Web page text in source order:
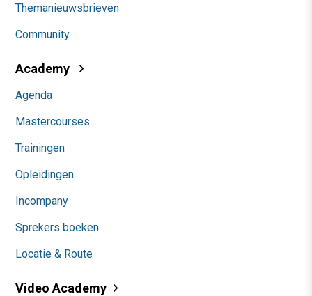
Themanieuwsbrieven
Community
Academy
Agenda
Mastercourses
Trainingen
Opleidingen
Incompany
Sprekers boeken
Locatie & Route
Video Academy